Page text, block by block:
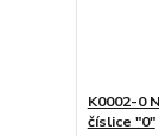
K0002-0
číslice "0"